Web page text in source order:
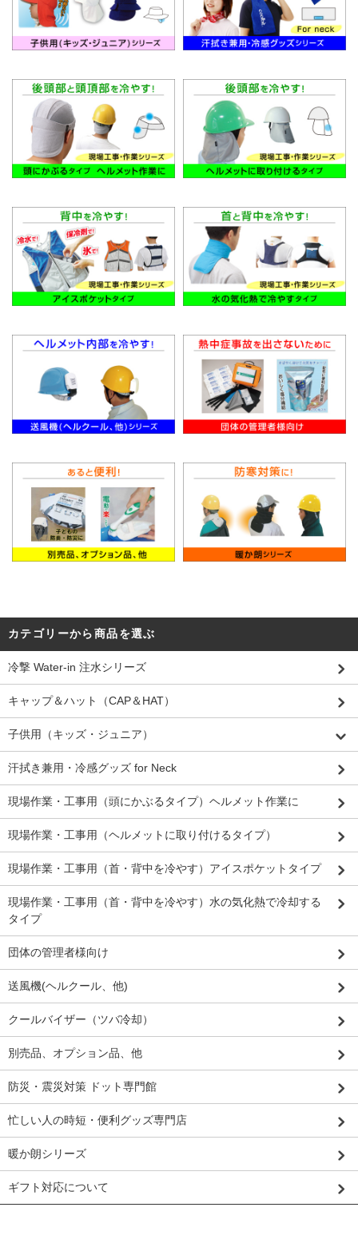
カテゴリーから商品を選ぶ
冷撃 Water-in 注水シリーズ
キャップ＆ハット（CAP＆HAT）
子供用（キッズ・ジュニア）
汗拭き兼用・冷感グッズ for Neck
現場作業・工事用（頭にかぶるタイプ）ヘルメット作業に
現場作業・工事用（ヘルメットに取り付けるタイプ）
現場作業・工事用（首・背中を冷やす）アイスポケットタイプ
現場作業・工事用（首・背中を冷やす）水の気化熱で冷却する
タイプ
団体の管理者様向け
送風機(ヘルクール、他)
クールバイザー（ツバ冷却）
別売品、オプション品、他
防災・震災対策 ドット専門館
忙しい人の時短・便利グッズ専門店
暖か朗シリーズ
ギフト対応について